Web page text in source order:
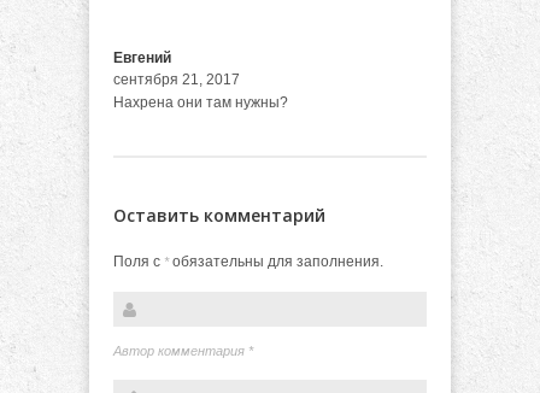
Евгений
сентября 21, 2017
Нахрена они там нужны?
Оставить комментарий
Поля с *обязательны для заполнения.
Автор комментария *